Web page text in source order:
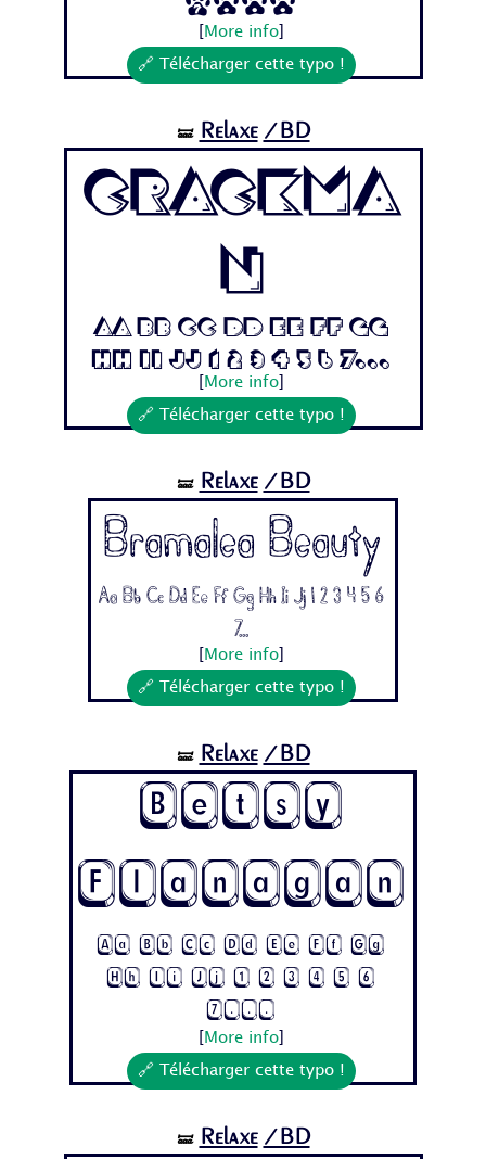
7...
More info]
🔗 Télécharger cette typo !
🝛 Relaxe /BD
Crackma
n
Aa Bb Cc Dd Ee Ff Gg
Hh Ii Jj 1 2 3 4 5 6 7...
More info]
🔗 Télécharger cette typo !
🝛 Relaxe /BD
Bramalea Beauty
Aa Bb Cc Dd Ee Ff Gg Hh Ii Jj 1 2 3 4 5 6
7...
More info]
🔗 Télécharger cette typo !
🝛 Relaxe /BD
Betsy
Flanagan
Aa Bb Cc Dd Ee Ff Gg
Hh Ii Jj 1 2 3 4 5 6
7...
More info]
🔗 Télécharger cette typo !
🝛 Relaxe /BD